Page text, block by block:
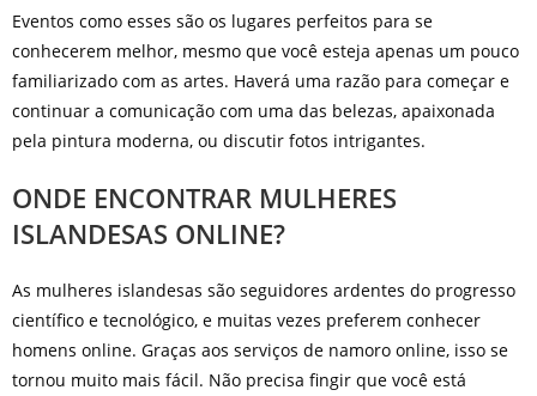
Eventos como esses são os lugares perfeitos para se
conhecerem melhor, mesmo que você esteja apenas um pouco
familiarizado com as artes. Haverá uma razão para começar e
continuar a comunicação com uma das belezas, apaixonada
pela pintura moderna, ou discutir fotos intrigantes.
ONDE ENCONTRAR MULHERES
ISLANDESAS ONLINE?
As mulheres islandesas são seguidores ardentes do progresso
científico e tecnológico, e muitas vezes preferem conhecer
homens online. Graças aos serviços de namoro online, isso se
tornou muito mais fácil. Não precisa fingir que você está